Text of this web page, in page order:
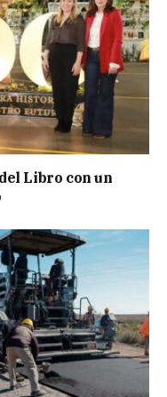
Libro con un